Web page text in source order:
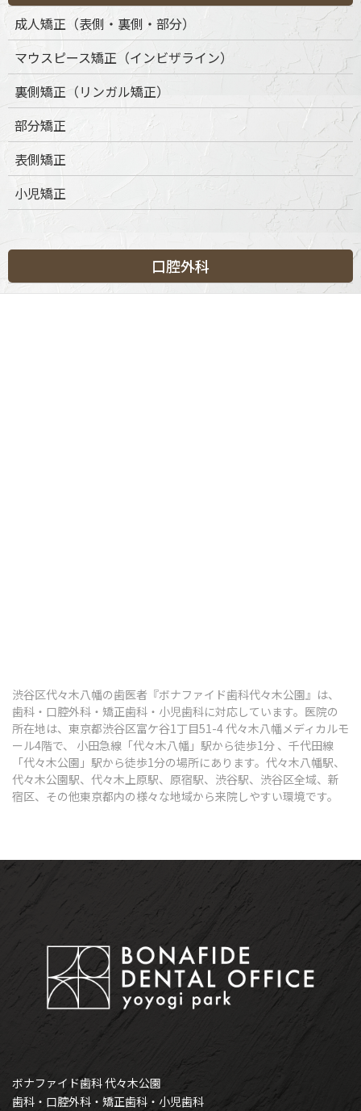
渋谷区代々木八幡の歯医者『ボナファイド歯科代々木公園』は、
歯科・口腔外科・矯正歯科・小児歯科に対応しています。医院の
所在地は、東京都渋谷区富ケ谷1丁目51-4 代々木八幡メディカルモ
ール4階で、 小田急線「代々木八幡」駅から徒歩1分 、千代田線
「代々木公園」駅から徒歩1分の場所にあります。代々木八幡駅、
代々木公園駅、代々木上原駅、原宿駅、渋谷駅、渋谷区全域、新
宿区、その他東京都内の様々な地域から来院しやすい環境です。
ボナファイド歯科 代々木公園
歯科・口腔外科・矯正歯科・小児歯科
成人矯正（表側・裏側・部分）
マウスピース矯正（インビザライン）
裏側矯正（リンガル矯正）
部分矯正
表側矯正
小児矯正
口腔外科
口腔外科について
予防歯科・定期検診
歯のクリーニング（PMTC）